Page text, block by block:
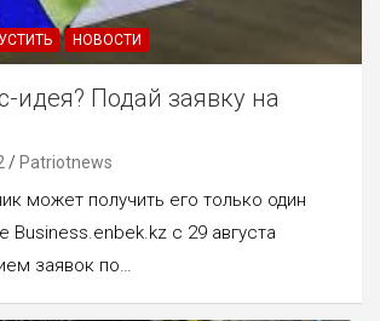
НОВОСТИ
идея? Подай заявку на
Patriotnews
может получить его только один
Business.enbek.kz с 29 августа
заявок по…